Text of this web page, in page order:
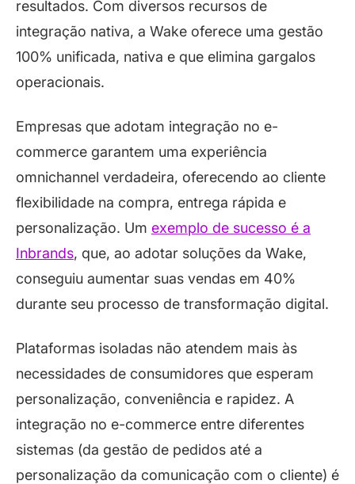
resultados. Com diversos recursos de
integração nativa, a Wake oferece uma gestão
100% unificada, nativa e que elimina gargalos
operacionais.
Empresas que adotam integração no e-
commerce garantem uma experiência
omnichannel verdadeira, oferecendo ao cliente
flexibilidade na compra, entrega rápida e
personalização. Um exemplo de sucesso é a
Inbrands, que, ao adotar soluções da Wake,
conseguiu aumentar suas vendas em 40%
durante seu processo de transformação digital.
Plataformas isoladas não atendem mais às
necessidades de consumidores que esperam
personalização, conveniência e rapidez. A
integração no e-commerce entre diferentes
sistemas (da gestão de pedidos até a
personalização da comunicação com o cliente) é